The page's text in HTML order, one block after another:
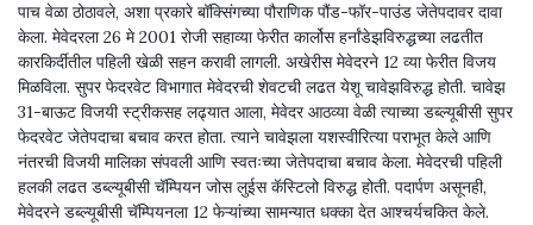
पाच वेळा ठोठावले, अशा प्रकारे बॉक्सिंगच्या पौराणिक पौंड-फॉर-पाउंड जेतेपदावर दावा
केला. मेवेदरला 26 मे 2001 रोजी सहाव्या फेरीत कार्लोस हर्नांडेझविरुद्धच्या लढतीत
कारकिर्दीतील पहिली खेळी सहन करावी लागली. अखेरीस मेवेदरने 12 व्या फेरीत विजय
मिळविला. सुपर फेदरवेट विभागात मेवेदरची शेवटची लढत येशू चावेझविरुद्ध होती. चावेझ
31-बाऊट विजयी स्ट्रीकसह लढ्यात आला, मेवेदर आठव्या वेळी त्याच्या डब्ल्यूबीसी सुपर
फेदरवेट जेतेपदाचा बचाव करत होता. त्याने चावेझला यशस्वीरित्या पराभूत केले आणि
नंतरची विजयी मालिका संपवली आणि स्वतःच्या जेतेपदाचा बचाव केला. मेवेदरची पहिली
हलकी लढत डब्ल्यूबीसी चॅम्पियन जोस लुईस कॅस्टिलो विरुद्ध होती. पदार्पण असूनही,
मेवेदरने डब्ल्यूबीसी चॅम्पियनला 12 फेऱ्यांच्या सामन्यात धक्का देत आश्चर्यचकित केले.